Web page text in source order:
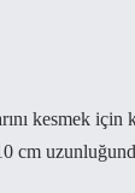
kesmek için
cm